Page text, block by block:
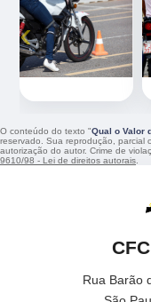
‹
O conteúdo do texto "Qual o Valor
reservado. Sua reprodução, parcial
autorização do autor. Crime de
9610/98 - Lei de direitos autorais.
Rua Barão